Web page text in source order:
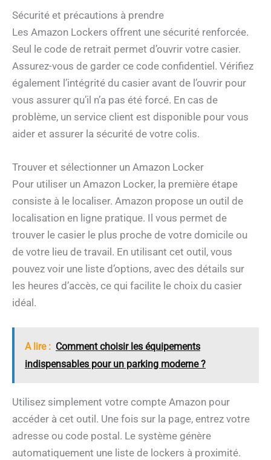
Sécurité et précautions à prendre
Les Amazon Lockers offrent une sécurité renforcée.
Seul le code de retrait permet d’ouvrir votre casier.
Assurez-vous de garder ce code confidentiel. Vérifiez
également l’intégrité du casier avant de l’ouvrir pour
vous assurer qu’il n’a pas été forcé. En cas de
problème, un service client est disponible pour vous
aider et assurer la sécurité de votre colis.
Trouver et sélectionner un Amazon Locker
Pour utiliser un Amazon Locker, la première étape
consiste à le localiser. Amazon propose un outil de
localisation en ligne pratique. Il vous permet de
trouver le casier le plus proche de votre domicile ou
de votre lieu de travail. En utilisant cet outil, vous
pouvez voir une liste d’options, avec des détails sur
les heures d’accès, ce qui facilite le choix du casier
idéal.
A lire : Comment choisir les équipements
indispensables pour un parking moderne ?
Utilisez simplement votre compte Amazon pour
accéder à cet outil. Une fois sur la page, entrez votre
adresse ou code postal. Le système génère
automatiquement une liste de lockers à proximité.